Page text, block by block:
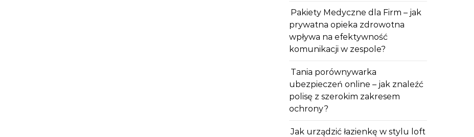
Pakiety Medyczne dla Firm – jak
prywatna opieka zdrowotna
wpływa na efektywność
komunikacji w zespole?
Tania porównywarka
ubezpieczeń online – jak znaleźć
polisę z szerokim zakresem
ochrony?
Jak urządzić łazienkę w stylu loft